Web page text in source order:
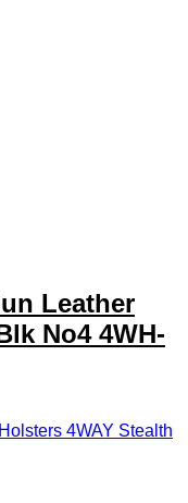
Leather
No4 4WH-